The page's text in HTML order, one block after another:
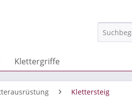
Klettergriffe
Klettersteig